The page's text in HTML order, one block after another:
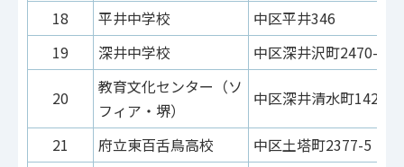
18
平井中学校
中区平井346
19
深井中学校 中区深井沢町2470-1
20
教育文化センター（ソ
フィア・堺）
中区深井清水町1426
21 府立東百舌鳥高校
中区土塔町2377-5